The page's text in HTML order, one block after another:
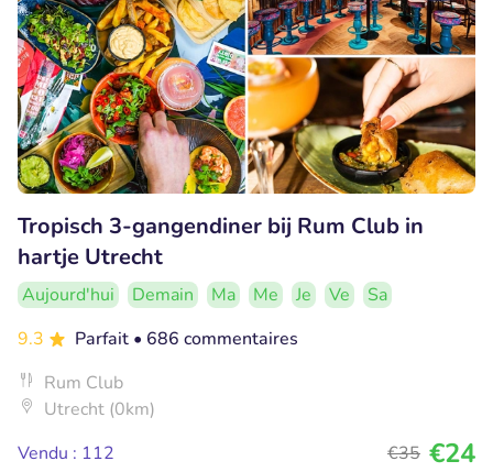
Tropisch 3-gangendiner bij Rum Club in
hartje Utrecht
Aujourd'hui Demain Ma Me Je Ve
Sa
9.3
Parfait • 686 commentaires
Rum Club
Utrecht (0km)
Vendu : 112
€35 €24